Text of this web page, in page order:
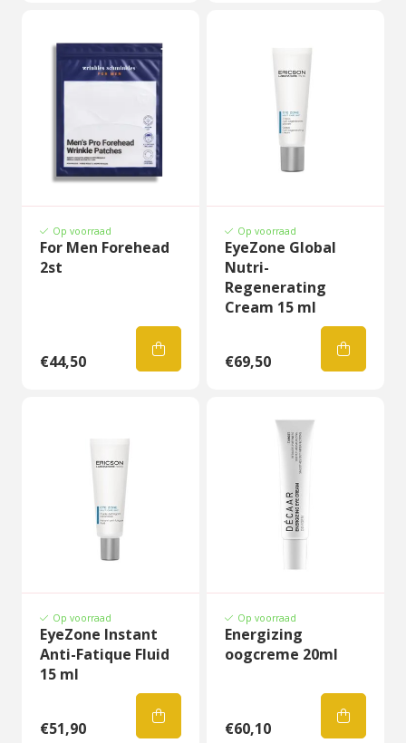
Op voorraad
For Men Forehead
2st
€44,50
Op voorraad
EyeZone Global
Nutri-
Regenerating
Cream 15 ml
€69,50
Op voorraad
EyeZone Instant
Anti-Fatique Fluid
15 ml
€51,90
Op voorraad
Energizing
oogcreme 20ml
€60,10